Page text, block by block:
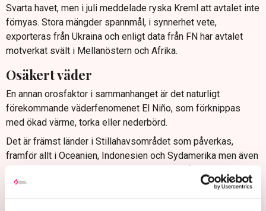
Svarta havet, men i juli meddelade ryska Kreml att avtalet inte
förnyas. Stora mängder spannmål, i synnerhet vete,
exporteras från Ukraina och enligt data från FN har avtalet
motverkat svält i Mellanöstern och Afrika.
Osäkert väder
En annan orosfaktor i sammanhanget är det naturligt
förekommande väderfenomenet El Niño, som förknippas
med ökad värme, torka eller nederbörd.
Det är främst länder i Stillahavsområdet som påverkas,
framför allt i Oceanien, Indonesien och Sydamerika men även
och Afrika.